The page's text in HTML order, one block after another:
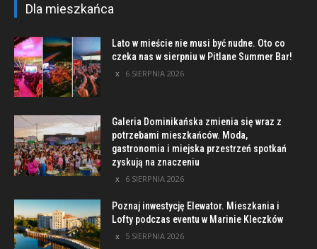
Dla mieszkańca
Lato w mieście nie musi być nudne. Oto co
czeka nas w sierpniu w Pitlane Summer Bar!
6 SIERPNIA 2026
Galeria Dominikańska zmienia się wraz z
potrzebami mieszkańców. Moda,
gastronomia i miejska przestrzeń spotkań
zyskują na znaczeniu
6 SIERPNIA 2026
Poznaj inwestycję Elewator. Mieszkania i
Lofty podczas eventu w Marinie Kleczków
5 SIERPNIA 2026